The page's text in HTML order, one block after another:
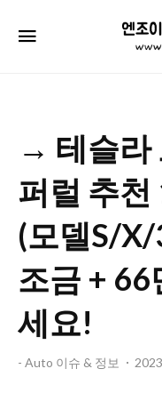
→ 테슬라
퍼럴 추천
(모델S/
조금 + 66
세요!
- Auto 이슈 & 정보